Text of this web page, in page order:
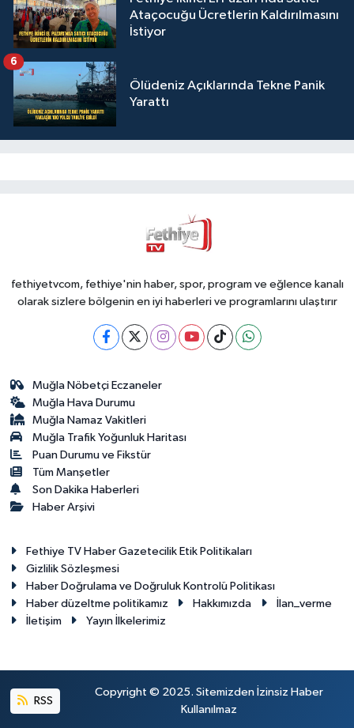
Ataçocuğu Ücretlerin Kaldırılmasını
İstiyor
Ölüdeniz Açıklarında Tekne Panik
Yarattı
6
fethiyetvcom, fethiye'nin haber, spor, program ve eğlence kanalı
olarak sizlere bölgenin en iyi haberleri ve programlarını ulaştırır
Muğla Nöbetçi Eczaneler
Muğla Hava Durumu
Muğla Namaz Vakitleri
Muğla Trafik Yoğunluk Haritası
Puan Durumu ve Fikstür
Tüm Manşetler
Son Dakika Haberleri
Haber Arşivi
Fethiye TV Haber Gazetecilik Etik Politikaları
Gizlilik Sözleşmesi
Haber Doğrulama ve Doğruluk Kontrolü Politikası
Haber düzeltme politikamız
Hakkımızda
İlan_verme
İletişim
Yayın İlkelerimiz
RSS
Copyright © 2025. Sitemizden İzinsiz Haber
Kullanılmaz